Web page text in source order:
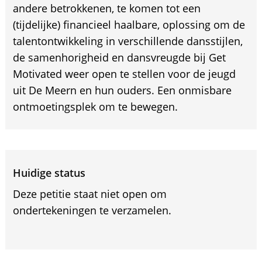
andere betrokkenen, te komen tot een
(tijdelijke) financieel haalbare, oplossing om de
talentontwikkeling in verschillende dansstijlen,
de samenhorigheid en dansvreugde bij Get
Motivated weer open te stellen voor de jeugd
uit De Meern en hun ouders. Een onmisbare
ontmoetingsplek om te bewegen.
Huidige status
Deze petitie staat niet open om
ondertekeningen te verzamelen.